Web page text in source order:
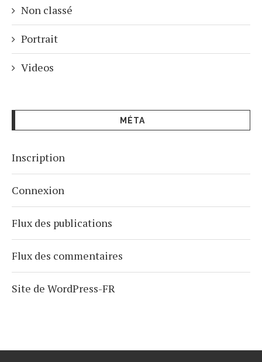
Non classé
Portrait
Videos
MÉTA
Inscription
Connexion
Flux des publications
Flux des commentaires
Site de WordPress-FR